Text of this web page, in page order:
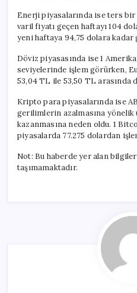
Enerji piyasalarında ise ters
varil fiyatı geçen haftayı 104
yeni haftaya 94,75 dolara kadar
Döviz piyasasında ise 1
seviyelerinde işlem görürken,
53,04 TL ile 53,50 TL arasında
Kripto para piyasalarında ise
gerilimlerin azalmasına yönelik
kazanmasına neden oldu. 1
piyasalarda 77.275 dolardan
Not: Bu haberde yer alan
taşımamaktadır.